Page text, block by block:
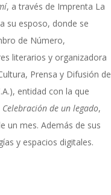
, a través de Imprenta La
su esposo, donde se
de Número,
literarios y organizadora
Prensa y Difusión de
entidad con la que
Celebración de un legado,
un mes. Además de sus
y espacios digitales.